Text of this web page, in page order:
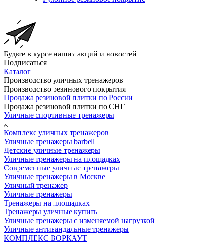
Будьте в курсе наших акций и новостей
Подписаться
Каталог
Производство уличных тренажеров
Производство резинового покрытия
Продажа резиновой плитки по России
Продажа резиновой плитки по СНГ
Уличные спортивные тренажеры
Комплекс уличных тренажеров
Уличные тренажеры barbell
Детские уличные тренажеры
Уличные тренажеры на площадках
Современные уличные тренажеры
Уличные тренажеры в Москве
Уличный тренажер
Уличные тренажеры
Тренажеры на площадках
Тренажеры уличные купить
Уличные тренажеры с изменяемой нагрузкой
Уличные антивандальные тренажеры
КОМПЛЕКС ВОРКАУТ